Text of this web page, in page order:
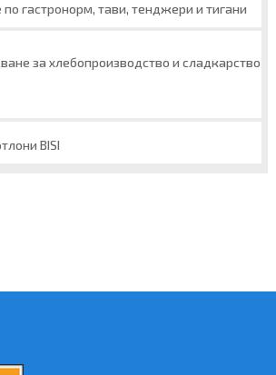
гастронорм, тави, тенджери и тигани
за хлебопроизводство и сладкарство
BISI